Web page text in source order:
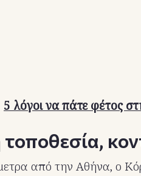
5 λόγοι να πάτε φέτος
τοποθεσία,
από την Αθήνα, ο